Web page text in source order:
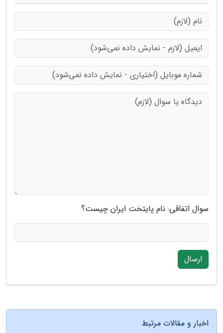
سوال اتفاقی: نام پایتخت ایران چیست؟
ارسال
اخبار و مقالات مرتبط